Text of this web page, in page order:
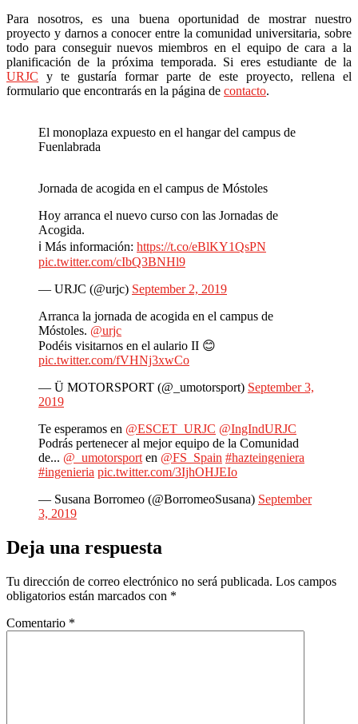
Para nosotros, es una buena oportunidad de mostrar nuestro
proyecto y darnos a conocer entre la comunidad universitaria, sobre
todo para conseguir nuevos miembros en el equipo de cara a la
planificación de la próxima temporada. Si eres estudiante de la
URJC y te gustaría formar parte de este proyecto, rellena el
formulario que encontrarás en la página de contacto.
El monoplaza expuesto en el hangar del campus de
Fuenlabrada
Jornada de acogida en el campus de Móstoles
Hoy arranca el nuevo curso con las Jornadas de
Acogida.
ℹ Más información: https://t.co/eBlKY1QsPN
pic.twitter.com/cIbQ3BNHl9
— URJC (@urjc) September 2, 2019
Arranca la jornada de acogida en el campus de
Móstoles. @urjc
Podéis visitarnos en el aulario II 😊
pic.twitter.com/fVHNj3xwCo
— Ü MOTORSPORT (@_umotorsport) September 3,
2019
Te esperamos en @ESCET_URJC @IngIndURJC
Podrás pertenecer al mejor equipo de la Comunidad
de... @_umotorsport en @FS_Spain #hazteingeniera
#ingenieria pic.twitter.com/3IjhOHJEIo
— Susana Borromeo (@BorromeoSusana) September
3, 2019
Deja una respuesta
Tu dirección de correo electrónico no será publicada. Los campos
obligatorios están marcados con *
Comentario *